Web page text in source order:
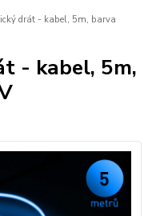
drát - kabel, 5m, barva
- kabel, 5m,